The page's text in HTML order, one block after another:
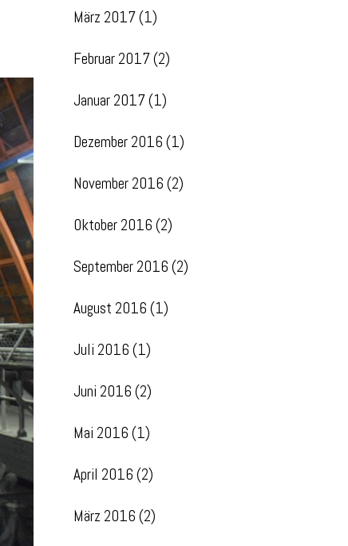
März 2017(1)
Februar 2017(2)
Januar 2017(1)
Dezember 2016 (1)
November 2016 (2)
Oktober 2016 (2)
September 2016 (2)
August 2016 (1)
Juli 2016 (1)
Juni 2016 (2)
Mai 2016 (1)
April 2016 (2)
März 2016 (2)